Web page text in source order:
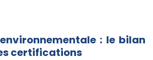
: le bilan
certifications